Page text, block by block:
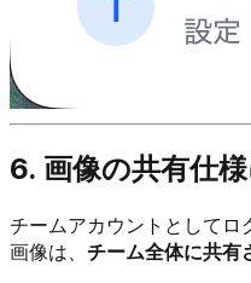
6. 画像の共有仕
チームアカウントとしてロ
画像は、 チーム全体に共有